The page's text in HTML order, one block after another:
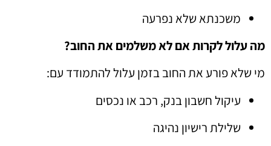
משכנתא שלא נפרעה
מה עלול לקרות אם לא משלמים את החוב?
מי שלא פורע את החוב בזמן עלול להתמודד עם:
עיקול חשבון בנק, רכב או נכסים
שלילת רישיון נהיגה